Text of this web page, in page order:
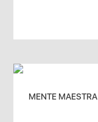
MENTE MAESTRA